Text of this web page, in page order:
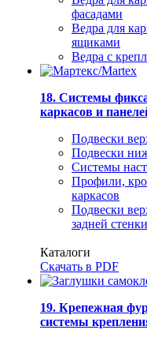
фасадами
Ведра для
ящиками
Ведра с
18. Системы
каркасов и
Подвески
Подвески
Системы
Профили,
каркасов
Подвески
задней стенки
Каталоги
Скачать в PDF
19. Крепежная
системы